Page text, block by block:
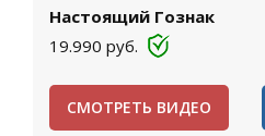
Настоящий Гознак
19.990 руб.
СМОТРЕТЬ ВИДЕО